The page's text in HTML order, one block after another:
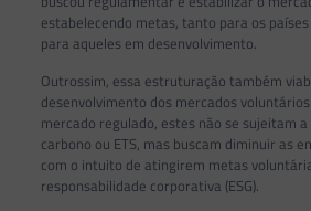
estabelecendo metas, tanto para os
para aqueles em desenvolvimento.
Outrossim, essa estruturação também
desenvolvimento dos mercados
mercado regulado, estes não se sujeitam
carbono ou ETS, mas buscam diminuir as
com o intuito de atingirem metas
responsabilidade corporativa (ESG).